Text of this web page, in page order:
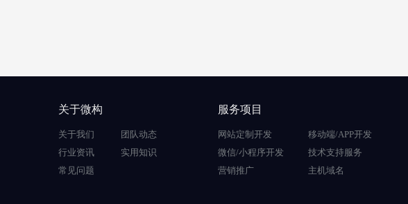
关于微构
关于我们
团队动态
行业资讯
实用知识
常见问题
服务项目
网站定制开发
移动端/APP开发
微信/小程序开发
技术支持服务
营销推广
主机域名